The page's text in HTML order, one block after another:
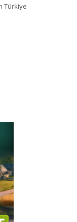
Türkiye